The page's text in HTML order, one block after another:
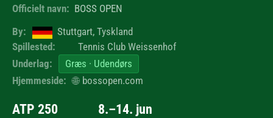
Officielt navn: BOSS OPEN
By:
Stuttgart, Tyskland
Spillested:
Tennis Club Weissenhof
Underlag:
Græs · Udendørs
Hjemmeside: 🌐 bossopen.com
ATP 250 8.–14. jun